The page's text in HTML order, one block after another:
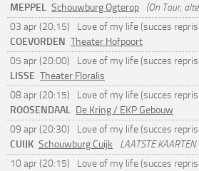
MEPPEL Schouwburg Ogterop
(On Tour,
03 apr (20:15)
Love of my life (succes
COEVORDEN Theater Hofpoort
05 apr (20:00)
Love of my life (succes
LISSE Theater Floralis
08 apr (20:15)
Love of my life (succes
ROOSENDAAL De Kring / EKP Gebouw
09 apr (20:30)
Love of my life (succes
CUIJK Schouwburg Cuijk
LAATSTE KAARTEN
10 apr (20:15)
Love of my life (succes